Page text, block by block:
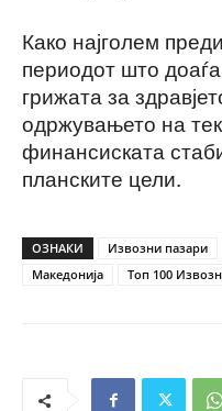
Како најголем
периодот што
грижата за
одржувањето на
финансиската
планските цели.
ОЗНАКИ Извозни пазари
Македонија
Топ 100